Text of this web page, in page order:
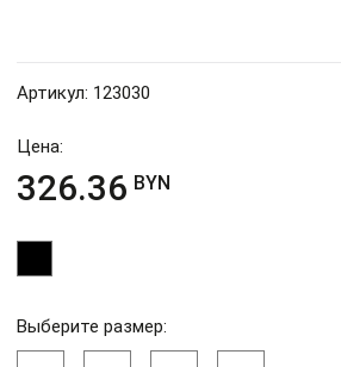
Артикул: 123030
Цена:
326.36 BYN
Выберите размер: